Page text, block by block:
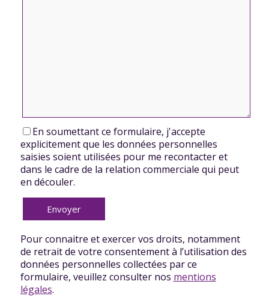
En soumettant ce formulaire, j'accepte
explicitement que les données personnelles
saisies soient utilisées pour me recontacter et
dans le cadre de la relation commerciale qui peut
en découler.
Pour connaitre et exercer vos droits, notamment
de retrait de votre consentement à l’utilisation des
données personnelles collectées par ce
formulaire, veuillez consulter nos mentions
légales.